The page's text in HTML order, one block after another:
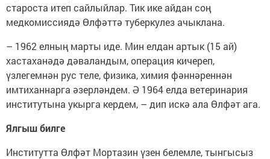
староста итеп сайлыйлар. Тик ике айдан соң
медкомиссиядә Өлфәттә туберкулез ачыклана.
– 1962 елның марты иде. Мин елдан артык (15 ай)
хастаханәдә дәваландым, операция кичереп,
үзлегемнән рус теле, физика, химия фәннәреннән
имтиханнарга әзерләндем. Ә 1964 елда ветеринария
институтына укырга кердем, – дип искә ала Өлфәт ага.
Ялгыш билге
Институтта Өлфәт Мортазин үзен белемле, тынгысыз